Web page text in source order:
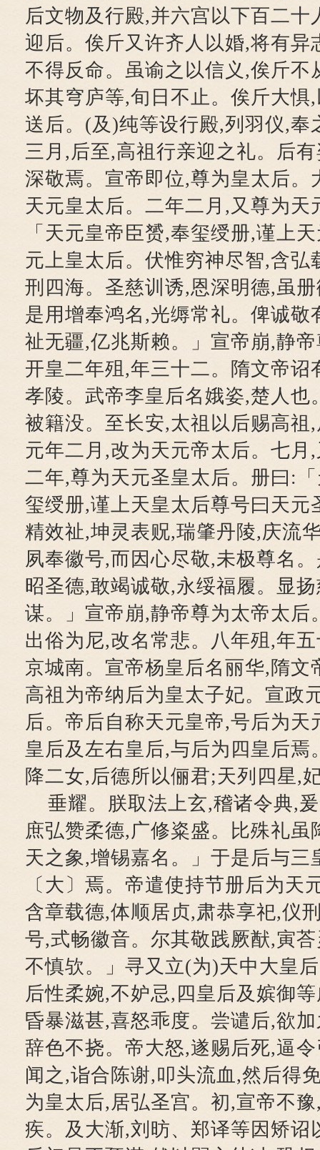
后文物及行殿,并六宫以下百二十
迎后。俟斤又许齐人以婚,将有异
不得反命。虽谕之以信义,俟斤不
坏其穹庐等,旬日不止。俟斤大惧
送后。(及)纯等设行殿,列羽仪,奉
三月,后至,高祖行亲迎之礼。后
深敬焉。宣帝即位,尊为皇太后。
天元皇太后。二年二月,又尊为天
「天元皇帝臣赟,奉玺绶册,谨上
元上皇太后。伏惟穷神尽智,含弘
刑四海。圣慈训诱,恩深明德,虽
是用增奉鸿名,光缛常礼。俾诚敬
祉无疆,亿兆斯赖。」宣帝崩,静
开皇二年殂,年三十二。隋文帝诏
孝陵。武帝李皇后名娥姿,楚人也
被籍没。至长安,太祖以后赐高祖
元年二月,改为天元帝太后。七月
二年,尊为天元圣皇太后。册曰:
玺绶册,谨上天皇太后尊号曰天元
精效祉,坤灵表贶,瑞肇丹陵,庆流
夙奉徽号,而因心尽敬,未极尊名
昭圣德,敢竭诚敬,永绥福履。显
谋。」宣帝崩,静帝尊为太帝太后
出俗为尼,改名常悲。八年殂,年
京城南。宣帝杨皇后名丽华,隋文
高祖为帝纳后为皇太子妃。宣政
后。帝后自称天元皇帝,号后为天
皇后及左右皇后,与后为四皇后焉
降二女,后德所以俪君;天列四星,
垂耀。朕取法上玄,稽诸令典,
庶弘赞柔德,广修粢盛。比殊礼虽
天之象,增锡嘉名。」于是后与三
〔大〕焉。帝遣使持节册后为天
含章载德,体顺居贞,肃恭享祀,仪
号,式畅徽音。尔其敬践厥猷,寅
不慎欤。」寻又立(为)天中大皇
后性柔婉,不妒忌,四皇后及嫔御
昏暴滋甚,喜怒乖度。尝谴后,欲
辞色不挠。帝大怒,遂赐后死,逼
闻之,诣合陈谢,叩头流血,然后得
为皇太后,居弘圣宫。初,宣帝不
疾。及大渐,刘昉、郑译等因矫诏